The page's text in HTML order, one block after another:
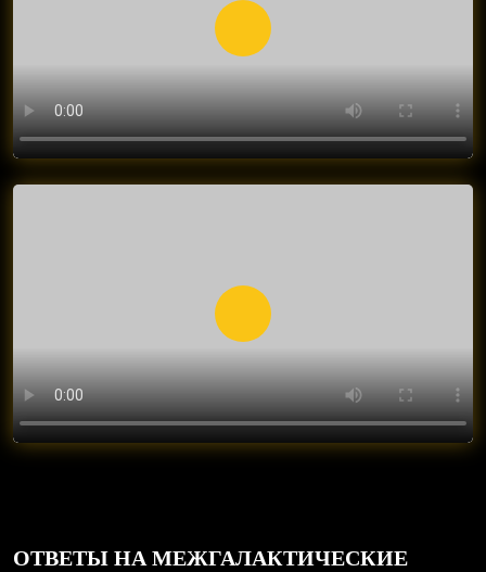
ОТВЕТЫ НА МЕЖГАЛАКТИЧЕСКИЕ